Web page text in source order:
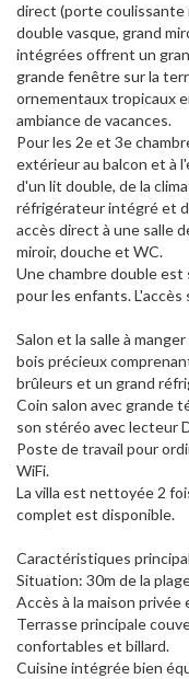
direct (porte coulissante
double vasque, grand
intégrées offrent un
grande fenêtre sur la
ornementaux tropicaux
ambiance de vacances.
Pour les 2e et 3e
extérieur au balcon et à
d'un lit double, de la
réfrigérateur intégré et
accès direct à une salle
miroir, douche et WC.
Une chambre double
pour les enfants. L'accès
Salon et la salle à
bois précieux
brûleurs et un grand
Coin salon avec grande
son stéréo avec lecteur
Poste de travail pour
WiFi.
La villa est nettoyée 2
complet est disponible.
Caractéristiques
Situation: 30m de la
Accès à la maison privée
Terrasse principale
confortables et billard.
Cuisine intégrée bien